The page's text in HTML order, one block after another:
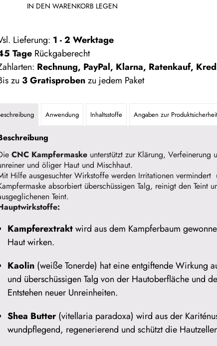
IN DEN WARENKORB LEGEN
Lieferung: 1 - 2 Werktage
Tage Rückgaberecht
Rechnung, PayPal, Klarna, Ratenkauf,
zu 3 Gratisprobenzu jedem Paket
Anwendung Inhaltsstoffe Angaben zur Produktsicherheit
CNC Kampfermaske unterstützt zur Klärung,
und öliger Haut und Mischhaut.
Hilfe ausgesuchter Wirkstoffe werden Irritationen
absorbiert überschüssigen Talg, reinigt den Teint
Teint.
Kampferextraktwird aus dem Kampferbaum
Haut wirken.
Kaolin (weiße Tonerde) hat eine entgiftende Wirkung
und überschüssigen Talg von der Hautoberfläche und
Entstehen neuer Unreinheiten.
Shea Butter(vitellaria paradoxa) wird aus der
wundpflegend, regenerierend und schützt die